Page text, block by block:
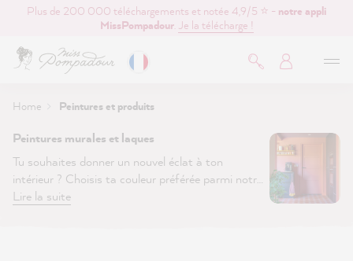
principal
Plus de 200 000 téléchargements et notée 4,9/5 ⭐ - notre appli
MissPompadour. Je la télécharge !
Home Peintures et produits
Peintures murales et laques
Tu souhaites donner un nouvel éclat à ton
intérieur ? Choisis ta couleur préférée parmi notre
large sélection de peintures murales, peintures à
Lire la suite